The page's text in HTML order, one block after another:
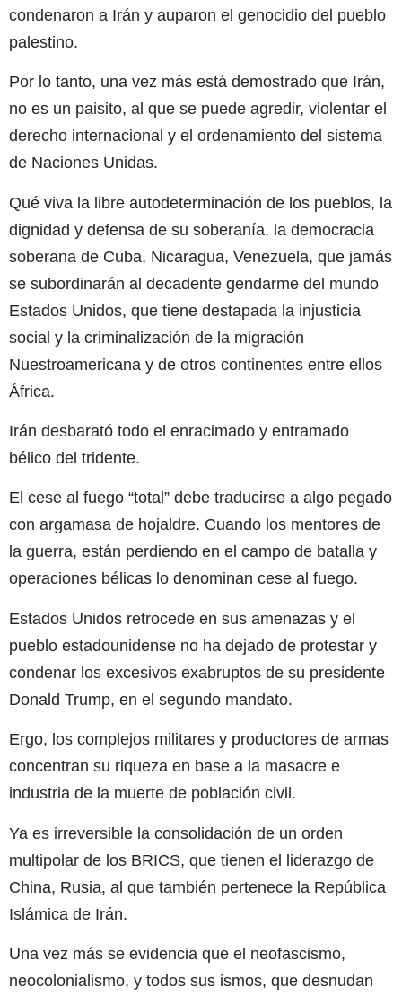
condenaron a Irán y auparon el genocidio del pueblo
palestino.
Por lo tanto, una vez más está demostrado que Irán,
no es un paisito, al que se puede agredir, violentar el
derecho internacional y el ordenamiento del sistema
de Naciones Unidas.
Qué viva la libre autodeterminación de los pueblos, la
dignidad y defensa de su soberanía, la democracia
soberana de Cuba, Nicaragua, Venezuela, que jamás
se subordinarán al decadente gendarme del mundo
Estados Unidos, que tiene destapada la injusticia
social y la criminalización de la migración
Nuestroamericana y de otros continentes entre ellos
África.
Irán desbarató todo el enracimado y entramado
bélico del tridente.
El cese al fuego “total” debe traducirse a algo pegado
con argamasa de hojaldre. Cuando los mentores de
la guerra, están perdiendo en el campo de batalla y
operaciones bélicas lo denominan cese al fuego.
Estados Unidos retrocede en sus amenazas y el
pueblo estadounidense no ha dejado de protestar y
condenar los excesivos exabruptos de su presidente
Donald Trump, en el segundo mandato.
Ergo, los complejos militares y productores de armas
concentran su riqueza en base a la masacre e
industria de la muerte de población civil.
Ya es irreversible la consolidación de un orden
multipolar de los BRICS, que tienen el liderazgo de
China, Rusia, al que también pertenece la República
Islámica de Irán.
Una vez más se evidencia que el neofascismo,
neocolonialismo, y todos sus ismos, que desnudan